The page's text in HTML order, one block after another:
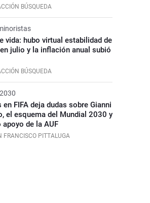
BÚSQUEDA
vida: hubo virtual estabilidad de
julio y la inflación anual subió
BÚSQUEDA
en FIFA deja dudas sobre Gianni
el esquema del Mundial 2030 y
de la AUF
FRANCISCO PITTALUGA